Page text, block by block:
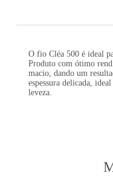
O fio Cléa 500 é ideal
Produto com ótimo
macio, dando um
espessura delicada,
leveza.